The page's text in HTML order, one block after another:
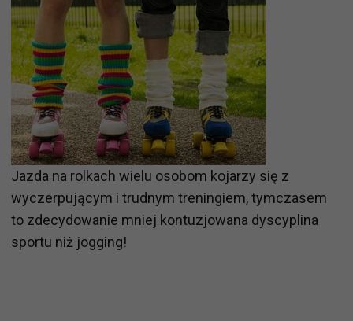
Jazda na rolkach wielu osobom kojarzy się z
wyczerpującym i trudnym treningiem, tymczasem
to zdecydowanie mniej kontuzjowana dyscyplina
sportu niż jogging!